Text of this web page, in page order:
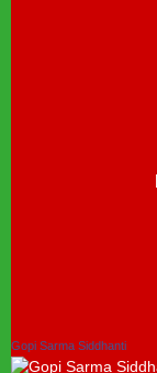
Gopi Sarma Siddhanti